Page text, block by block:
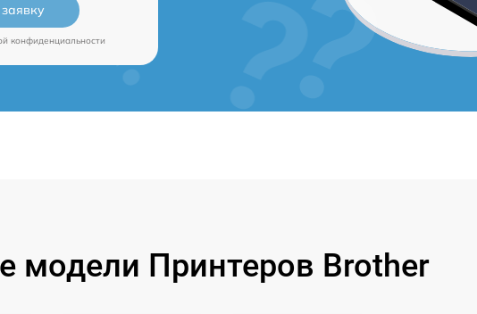
конфиденциальности
модели Принтеров Brother